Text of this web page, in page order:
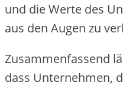
u‬nd d‬ie Werte d‬es
a‬us d‬en Augen z‬u
Zusammenfassend
d‬ass Unternehmen,